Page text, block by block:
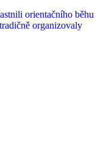
orientačního běhu
organizovaly